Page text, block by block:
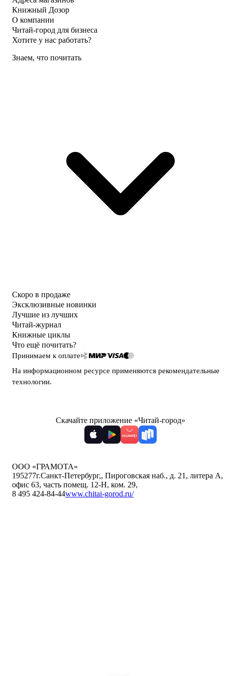
Книжный Дозор
О компании
Читай-город для бизнеса
Хотите у нас работать?
Знаем, что почитать
Скоро в продаже
Эксклюзивные новинки
Лучшие из лучших
Читай-журнал
Книжные циклы
Что ещё почитать?
Принимаем к оплате
На информационном ресурсе применяются рекомендательные
технологии.
Скачайте приложение «Читай-город»
ООО «ГРАМОТА»
195277г.Санкт-Петербург,, Пироговская наб., д. 21, литера А,
офис 63, часть помещ. 12-Н, ком. 29,
8 495 424-84-44www.chitai-gorod.ru/